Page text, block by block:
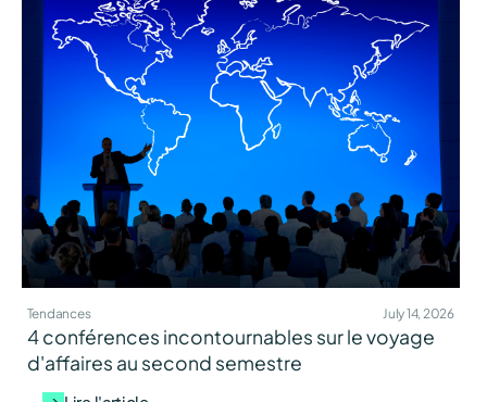
Tendances July 14, 2026
4 conférences incontournables sur le voyage
d'affaires au second semestre